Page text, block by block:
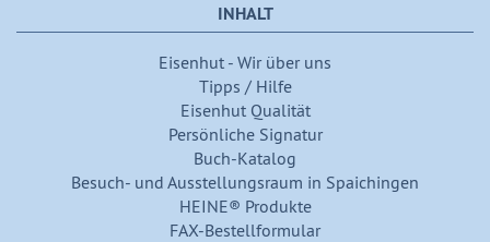
INHALT
Eisenhut - Wir über uns
Tipps / Hilfe
Eisenhut Qualität
Persönliche Signatur
Buch-Katalog
Besuch- und Ausstellungsraum in Spaichingen
HEINE® Produkte
FAX-Bestellformular